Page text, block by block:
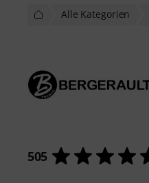
Alle Kategorien
505